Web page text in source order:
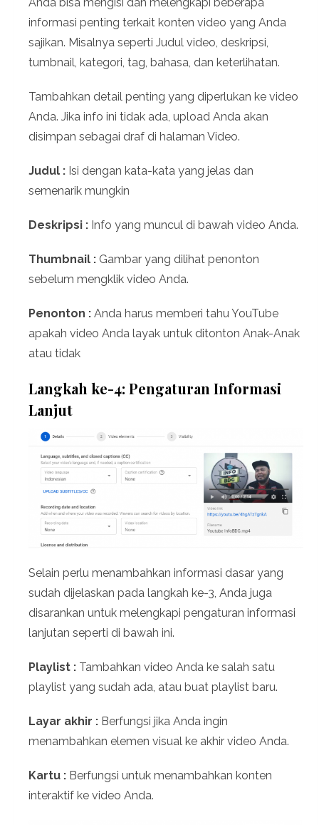
informasi penting terkait konten video yang Anda
sajikan. Misalnya seperti Judul video, deskripsi,
tumbnail, kategori, tag, bahasa, dan keterlihatan.
Tambahkan detail penting yang diperlukan ke video
Anda. Jika info ini tidak ada, upload Anda akan
disimpan sebagai draf di halaman Video.
Judul : Isi dengan kata-kata yang jelas dan
semenarik mungkin
Deskripsi : Info yang muncul di bawah video Anda.
Thumbnail : Gambar yang dilihat penonton
sebelum mengklik video Anda.
Penonton : Anda harus memberi tahu YouTube
apakah video Anda layak untuk ditonton Anak-Anak
atau tidak
Langkah ke-4: Pengaturan Informasi
Lanjut
Selain perlu menambahkan informasi dasar yang
sudah dijelaskan pada langkah ke-3, Anda juga
disarankan untuk melengkapi pengaturan informasi
lanjutan seperti di bawah ini.
Playlist : Tambahkan video Anda ke salah satu
playlist yang sudah ada, atau buat playlist baru.
Layar akhir : Berfungsi jika Anda ingin
menambahkan elemen visual ke akhir video Anda.
Kartu : Berfungsi untuk menambahkan konten
interaktif ke video Anda.